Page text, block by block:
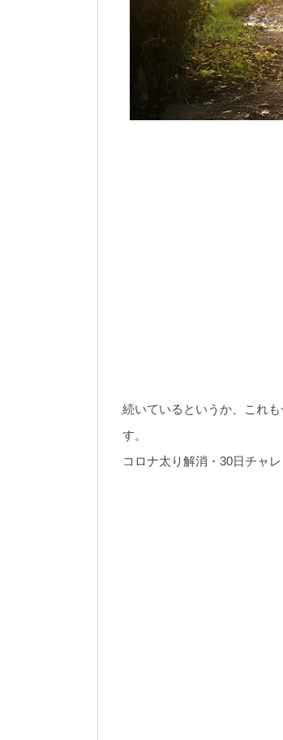
続いているというか、これ
す。
コロナ太り解消・30日チャレ